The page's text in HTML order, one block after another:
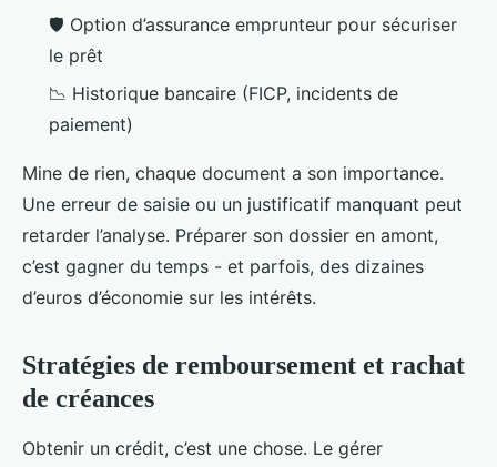
🛡️ Option d’assurance emprunteur pour sécuriser
le prêt
📉 Historique bancaire (FICP, incidents de
paiement)
Mine de rien, chaque document a son importance.
Une erreur de saisie ou un justificatif manquant peut
retarder l’analyse. Préparer son dossier en amont,
c’est gagner du temps - et parfois, des dizaines
d’euros d’économie sur les intérêts.
Stratégies de remboursement et rachat
de créances
Obtenir un crédit, c’est une chose. Le gérer